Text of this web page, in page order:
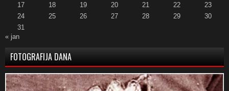
17
18 19 20 21 22
23
24
25 26 27 28 29
30
31
« jan
FOTOGRAFIJA DANA